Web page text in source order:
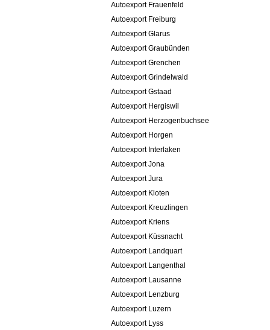
Autoexport Frauenfeld
Autoexport Freiburg
Autoexport Glarus
Autoexport Graubünden
Autoexport Grenchen
Autoexport Grindelwald
Autoexport Gstaad
Autoexport Hergiswil
Autoexport Herzogenbuchsee
Autoexport Horgen
Autoexport Interlaken
Autoexport Jona
Autoexport Jura
Autoexport Kloten
Autoexport Kreuzlingen
Autoexport Kriens
Autoexport Küssnacht
Autoexport Landquart
Autoexport Langenthal
Autoexport Lausanne
Autoexport Lenzburg
Autoexport Luzern
Autoexport Lyss